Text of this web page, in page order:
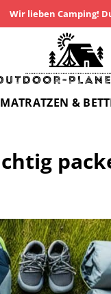
Wir lieben Camping!
MATRATZEN &